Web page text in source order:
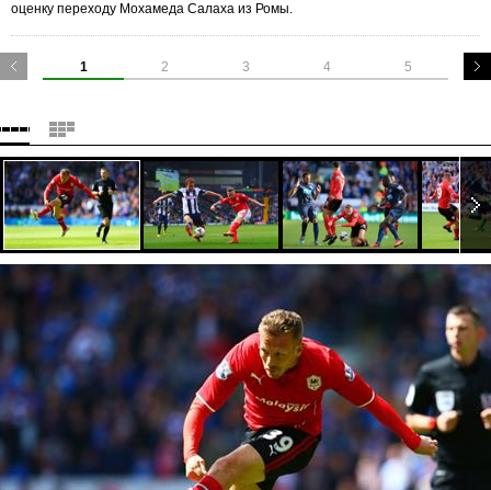
оценку переходу Мохамеда Салаха из Ромы.
1 2 3 4 5